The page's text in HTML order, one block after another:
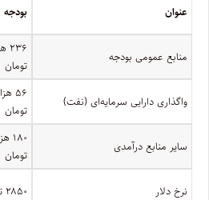
عنوان بودجه
منابع عمومی بودجه
تومان
واگذاری دارایی سرمایه‌ای (نفت)
۵۶
تومان
سایر منابع درآمدی
تومان
نرخ دلار ۲۸۵۰ تومان